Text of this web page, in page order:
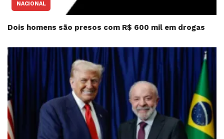
NACIONAL
Dois homens são presos com R$ 600 mil em drogas